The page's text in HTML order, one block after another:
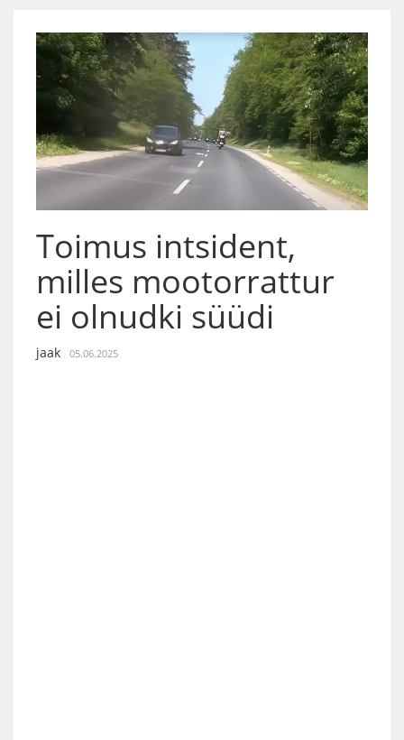
Toimus intsident,
milles mootorrattur
ei olnudki süüdi
jaak 05.06.2025